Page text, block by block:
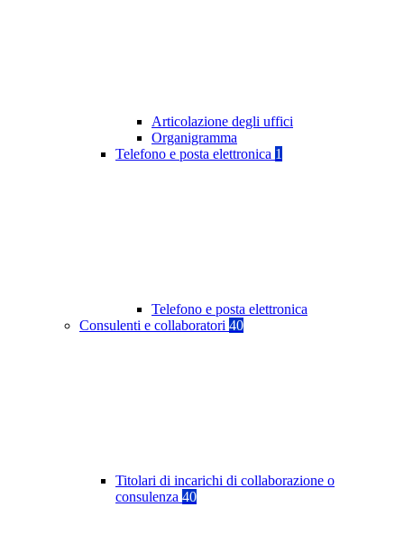
Articolazione degli uffici
Organigramma
Telefono e posta elettronica 1
Telefono e posta elettronica
Consulenti e collaboratori 40
Titolari di incarichi di collaborazione o
consulenza 40